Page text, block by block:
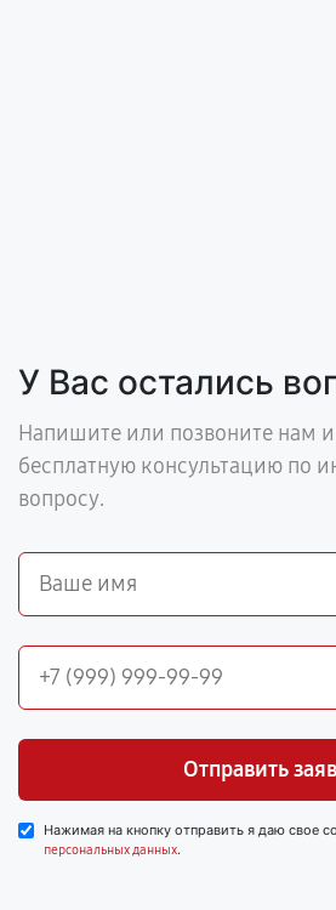
У Вас остались
Напишите или позвоните нам
бесплатную консультацию по
вопросу.
Отправить
Нажимая на кнопку отправить я даю свое
персональных данных.